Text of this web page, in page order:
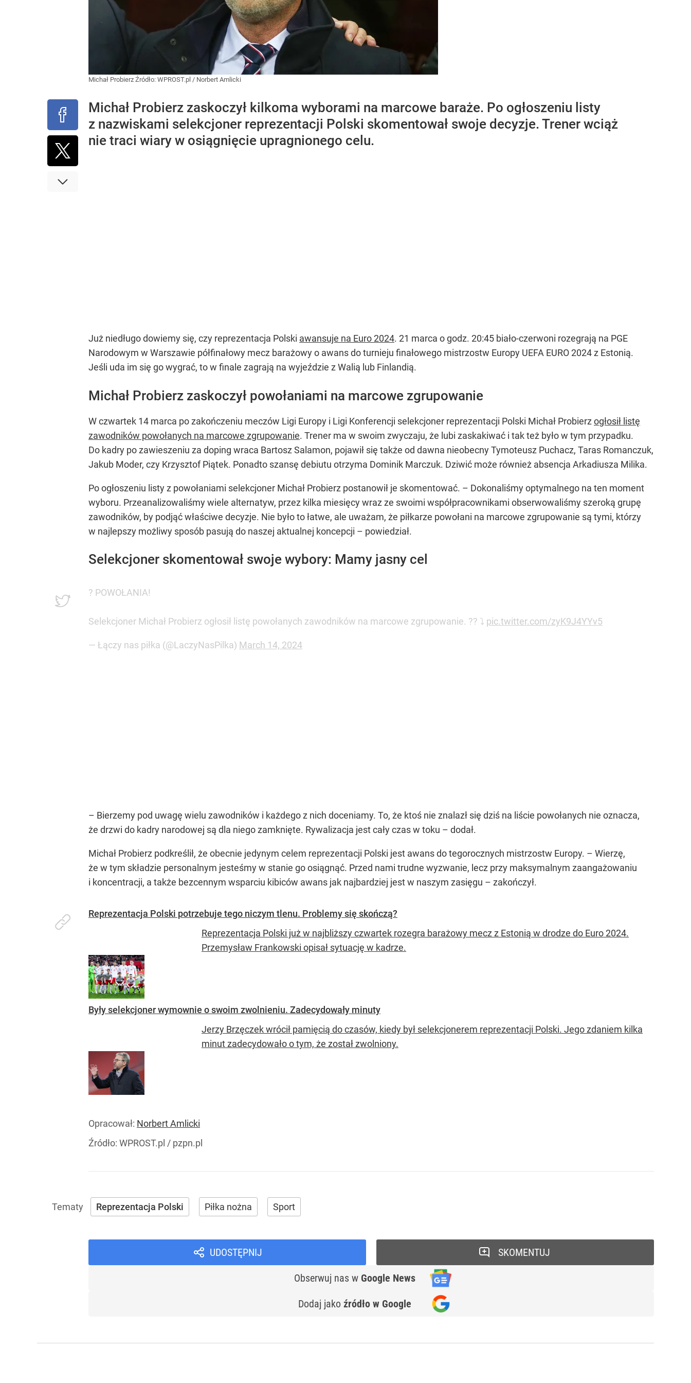
Michał Probierz Źródło: WPROST.pl / Norbert Amlicki
Michał Probierz zaskoczył kilkoma wyborami na marcowe baraże. Po ogłoszeniu listy
z nazwiskami selekcjoner reprezentacji Polski skomentował swoje decyzje. Trener wciąż
nie traci wiary w osiągnięcie upragnionego celu.
Już niedługo dowiemy się, czy reprezentacja Polski awansuje na Euro 2024. 21 marca o godz. 20:45 biało-czerwoni rozegrają na PGE
Narodowym w Warszawie półfinałowy mecz barażowy o awans do turnieju finałowego mistrzostw Europy UEFA EURO 2024 z Estonią.
Jeśli uda im się go wygrać, to w finale zagrają na wyjeździe z Walią lub Finlandią.
Michał Probierz zaskoczył powołaniami na marcowe zgrupowanie
W czwartek 14 marca po zakończeniu meczów Ligi Europy i Ligi Konferencji selekcjoner reprezentacji Polski Michał Probierz ogłosił listę
zawodników powołanych na marcowe zgrupowanie. Trener ma w swoim zwyczaju, że lubi zaskakiwać i tak też było w tym przypadku.
Do kadry po zawieszeniu za doping wraca Bartosz Salamon, pojawił się także od dawna nieobecny Tymoteusz Puchacz, Taras Romanczuk,
Jakub Moder, czy Krzysztof Piątek. Ponadto szansę debiutu otrzyma Dominik Marczuk. Dziwić może również absencja Arkadiusza Milika.
Po ogłoszeniu listy z powołaniami selekcjoner Michał Probierz postanowił je skomentować. – Dokonaliśmy optymalnego na ten moment
wyboru. Przeanalizowaliśmy wiele alternatyw, przez kilka miesięcy wraz ze swoimi współpracownikami obserwowaliśmy szeroką grupę
zawodników, by podjąć właściwe decyzje. Nie było to łatwe, ale uważam, że piłkarze powołani na marcowe zgrupowanie są tymi, którzy
w najlepszy możliwy sposób pasują do naszej aktualnej koncepcji – powiedział.
Selekcjoner skomentował swoje wybory: Mamy jasny cel
? POWOŁANIA!
Selekcjoner Michał Probierz ogłosił listę powołanych zawodników na marcowe zgrupowanie. ?? ⤵ pic.twitter.com/zyK9J4YYv5
— Łączy nas piłka (@LaczyNasPilka) March 14, 2024
– Bierzemy pod uwagę wielu zawodników i każdego z nich doceniamy. To, że ktoś nie znalazł się dziś na liście powołanych nie oznacza,
że drzwi do kadry narodowej są dla niego zamknięte. Rywalizacja jest cały czas w toku – dodał.
Michał Probierz podkreślił, że obecnie jedynym celem reprezentacji Polski jest awans do tegorocznych mistrzostw Europy. – Wierzę,
że w tym składzie personalnym jesteśmy w stanie go osiągnąć. Przed nami trudne wyzwanie, lecz przy maksymalnym zaangażowaniu
i koncentracji, a także bezcennym wsparciu kibiców awans jak najbardziej jest w naszym zasięgu – zakończył.
Reprezentacja Polski potrzebuje tego niczym tlenu. Problemy się skończą?
Reprezentacja Polski już w najbliższy czwartek rozegra barażowy mecz z Estonią w drodze do Euro 2024.
Przemysław Frankowski opisał sytuację w kadrze.
Były selekcjoner wymownie o swoim zwolnieniu. Zadecydowały minuty
Jerzy Brzęczek wrócił pamięcią do czasów, kiedy był selekcjonerem reprezentacji Polski. Jego zdaniem kilka
minut zadecydowało o tym, że został zwolniony.
Opracował: Norbert Amlicki
Źródło: WPROST.pl / pzpn.pl
Reprezentacja Polski Piłka nożna Sport
UDOSTĘPNIJ
Obserwuj nas w Google News
Dodaj jako źródło w Google
SKOMENTUJ